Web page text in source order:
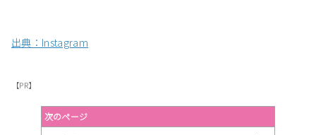
出典：Instagram
【PR】
次のページ